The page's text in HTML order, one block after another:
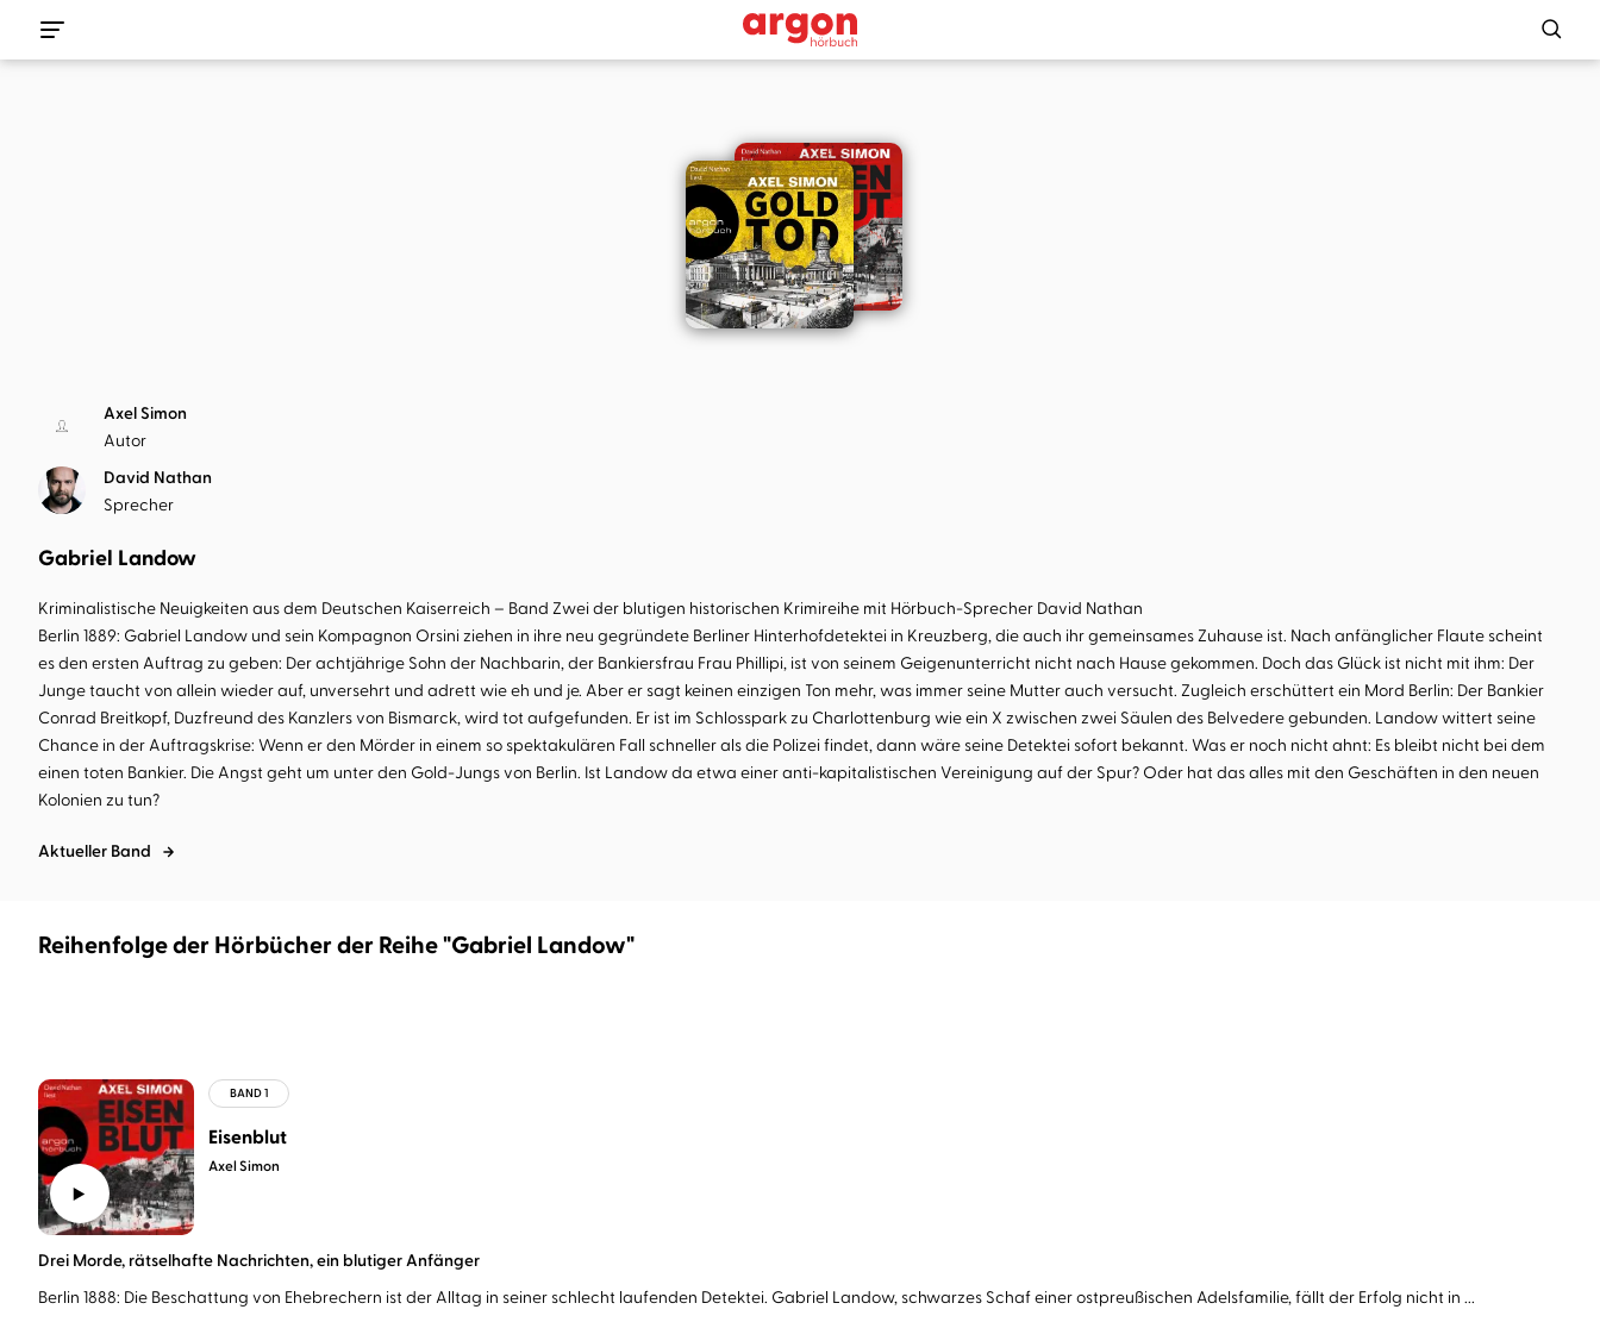
Axel Simon
Autor
David Nathan
Sprecher
Gabriel Landow
Kriminalistische Neuigkeiten aus dem Deutschen Kaiserreich – Band Zwei der blutigen historischen Krimireihe mit Hörbuch-Sprecher David Nathan
Berlin 1889: Gabriel Landow und sein Kompagnon Orsini ziehen in ihre neu gegründete Berliner Hinterhofdetektei in Kreuzberg, die auch ihr gemeinsames Zuhause ist. Nach anfänglicher Flaute scheint
es den ersten Auftrag zu geben: Der achtjährige Sohn der Nachbarin, der Bankiersfrau Frau Phillipi, ist von seinem Geigenunterricht nicht nach Hause gekommen. Doch das Glück ist nicht mit ihm: Der
Junge taucht von allein wieder auf, unversehrt und adrett wie eh und je. Aber er sagt keinen einzigen Ton mehr, was immer seine Mutter auch versucht. Zugleich erschüttert ein Mord Berlin: Der Bankier
Conrad Breitkopf, Duzfreund des Kanzlers von Bismarck, wird tot aufgefunden. Er ist im Schlosspark zu Charlottenburg wie ein X zwischen zwei Säulen des Belvedere gebunden. Landow wittert seine
Chance in der Auftragskrise: Wenn er den Mörder in einem so spektakulären Fall schneller als die Polizei findet, dann wäre seine Detektei sofort bekannt. Was er noch nicht ahnt: Es bleibt nicht bei dem
einen toten Bankier. Die Angst geht um unter den Gold-Jungs von Berlin. Ist Landow da etwa einer anti-kapitalistischen Vereinigung auf der Spur? Oder hat das alles mit den Geschäften in den neuen
Kolonien zu tun?
Aktueller Band
Reihenfolge der Hörbücher der Reihe "Gabriel Landow"
Axel Simon
Eisenblut
Drei Morde, rätselhafte Nachrichten, ein blutiger Anfänger
Berlin 1888: Die Beschattung von Ehebrechern ist der Alltag in seiner schlecht laufenden Detektei. Gabriel Landow, schwarzes Schaf einer ostpreußischen Adelsfamilie, fällt der Erfolg nicht in ...